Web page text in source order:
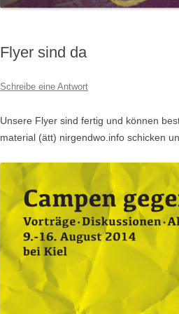
DAS
ES SIND
DES
DER
FILM
FILM:
Flyer sind da
Schreibe eine Antwort
Unsere Flyer sind fertig und können
material (ätt) nirgendwo.info schicken